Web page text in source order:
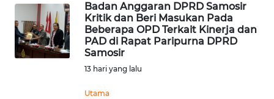
Badan Anggaran DPRD Samosir
Kritik dan Beri Masukan Pada
Beberapa OPD Terkait Kinerja dan
PAD di Rapat Paripurna DPRD
Samosir
13 hari yang lalu
Utama
WN
MALUKU
WN